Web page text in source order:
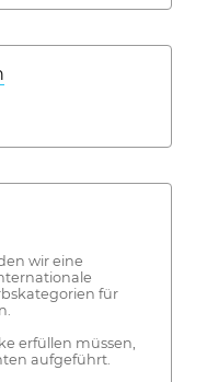
wir eine
für
erfüllen müssen,
aufgeführt.